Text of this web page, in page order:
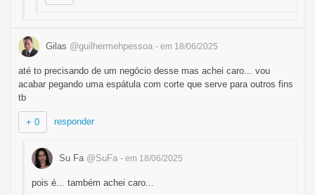
Gilas @guilhermehpessoa - em 18/06/2025
até to precisando de um negócio desse mas achei caro... vou
acabar pegando uma espátula com corte que serve para outros fins
tb
+ 0 responder
Su Fa @SuFa - em 18/06/2025
pois é... também achei caro...